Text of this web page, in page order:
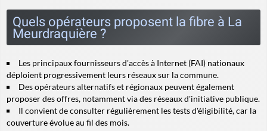
Quels opérateurs proposent la fibre à La
Meurdraquière ?
Les principaux fournisseurs d'accès à Internet (FAI) nationaux
déploient progressivement leurs réseaux sur la commune.
Des opérateurs alternatifs et régionaux peuvent également
proposer des offres, notamment via des réseaux d'initiative publique.
Il convient de consulter régulièrement les tests d'éligibilité, car la
couverture évolue au fil des mois.